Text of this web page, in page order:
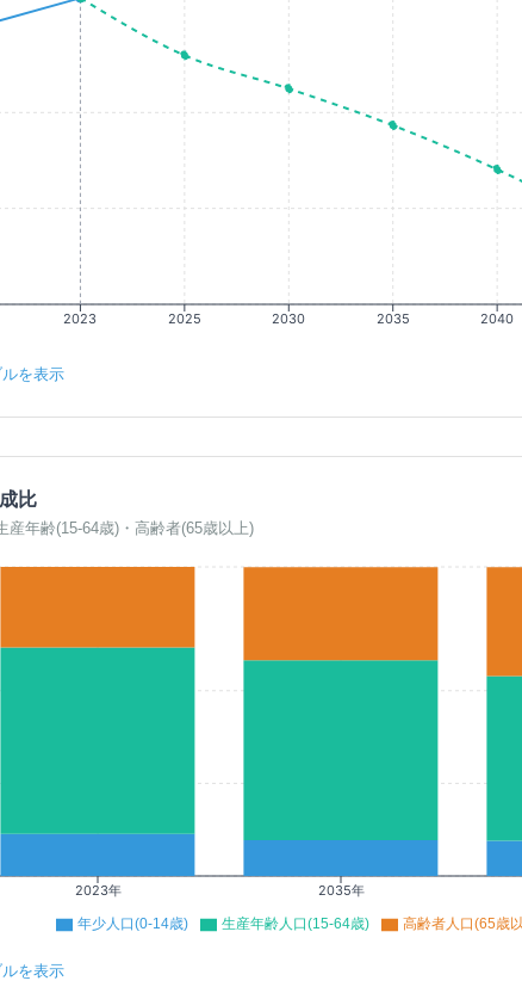
2023 2025 2030 2035 2040
を表示
比
産年齢(15-64歳)・高齢者(65歳以上)
2023年 2035年
年少人口(0-14歳) 生産年齢人口(15-64歳) 高齢者人口(65歳
を表示